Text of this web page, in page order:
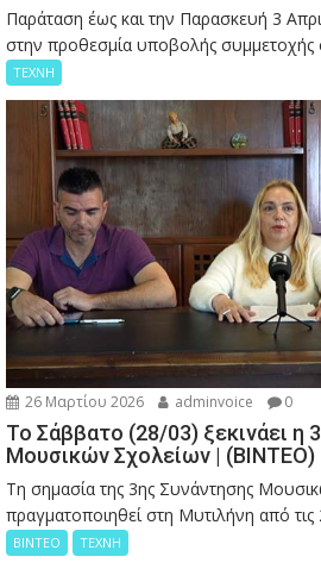
Παράταση έως και την Παρασκευή 3
στην προθεσμία υποβολής συμμετοχής
ΤΕΧΝΗ
26 Μαρτίου 2026 adminvoice 0
Το Σάββατο (28/03) ξεκινάει η
Μουσικών Σχολείων | (ΒΙΝΤΕΟ)
Τη σημασία της 3ης Συνάντησης
πραγματοποιηθεί στη Μυτιλήνη από
ΒΙΝΤΕΟ ΤΕΧΝΗ